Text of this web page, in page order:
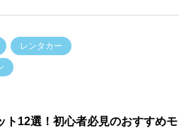
レンタカー
ト12選！初心者必見のおすすめモ